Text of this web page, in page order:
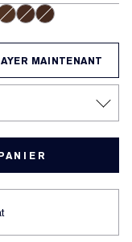
MAINTENANT